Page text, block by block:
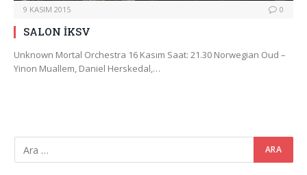
9 KASIM 2015 0
SALON İKSV
Unknown Mortal Orchestra 16 Kasım Saat: 21.30 Norwegian Oud –
Yinon Muallem, Daniel Herskedal,…